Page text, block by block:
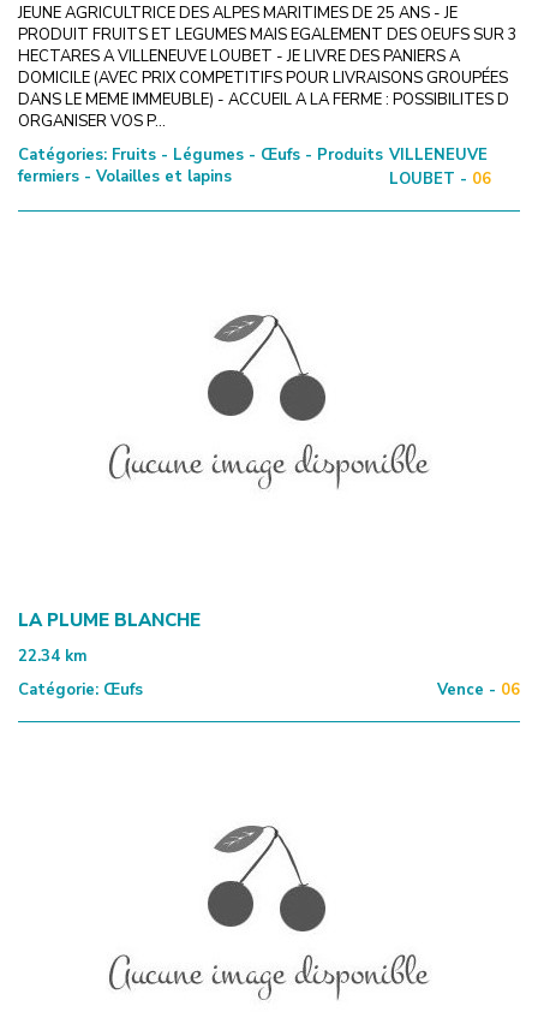
JEUNE AGRICULTRICE DES ALPES MARITIMES DE 25 ANS - JE
PRODUIT FRUITS ET LEGUMES MAIS EGALEMENT DES OEUFS SUR 3
HECTARES A VILLENEUVE LOUBET - JE LIVRE DES PANIERS A
DOMICILE (AVEC PRIX COMPETITIFS POUR LIVRAISONS GROUPÉES
DANS LE MEME IMMEUBLE) - ACCUEIL A LA FERME : POSSIBILITES D
ORGANISER VOS P...
Catégories: Fruits - Légumes - Œufs - Produits
fermiers - Volailles et lapins
VILLENEUVE
LOUBET - 06
LA PLUME BLANCHE
22.34 km
Catégorie: Œufs Vence - 06